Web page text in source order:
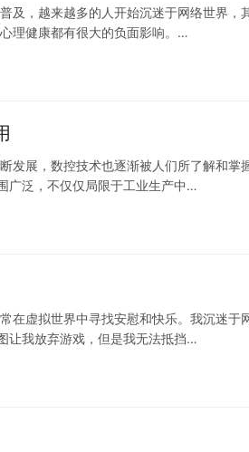
及，越来越多的人开始沉迷于网络世界
理健康都有很大的负面影响。…
发展，数控技术也逐渐被人们所了解和
广泛，不仅仅局限于工业生产中…
在虚拟世界中寻找安慰和快乐。我沉迷
让我放弃游戏，但是我无法抵挡…